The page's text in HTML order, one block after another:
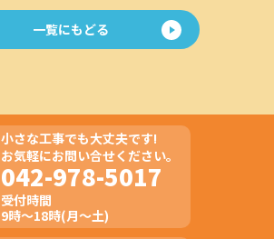
一覧にもどる
小さな工事でも大丈夫です!
お気軽にお問い合せください。
042-978-5017
受付時間
9時～18時(月～土)